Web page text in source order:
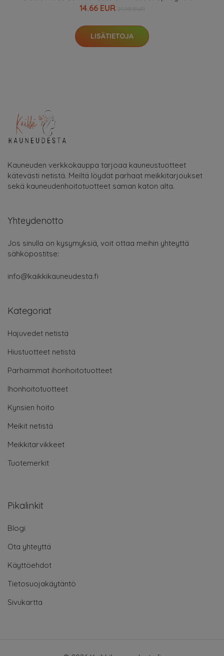
14.66 EUR
LISÄTIETOJA
Kauneuden verkkokauppa tarjoaa kauneustuotteet
kätevästi netistä. Meiltä löydät parhaat meikkitarjoukset
sekä kauneudenhoitotuotteet saman katon alta.
Yhteydenotto
Jos sinulla on kysymyksiä, voit ottaa meihin yhteyttä
sähköpostitse:
info@kaikkikauneudesta.fi
Kategoriat
Hajuvedet netistä
Hiustuotteet netistä
Parhaimmat ihonhoitotuotteet
Ihonhoitotuotteet
Kynsien hoito
Meikit netistä
Meikkitarvikkeet
Tuotemerkit
Pikalinkit
Blogi
Ota yhteyttä
Käyttöehdot
Tietosuojakäytäntö
Sivukartta